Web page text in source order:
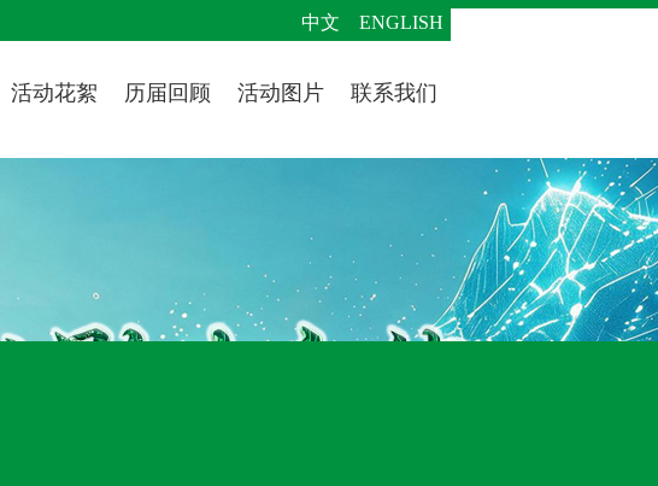
中文 ENGLISH
活动花絮 历届回顾 活动图片 联系我们